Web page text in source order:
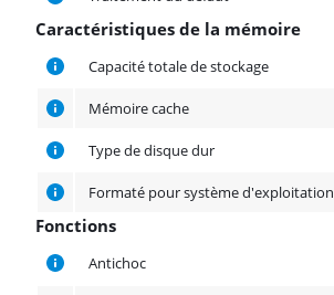
Caractéristiques de la mémoire
Caractéristiques de la mémoire
Capacité totale de stockage
Mémoire cache
Type de disque dur
Formaté pour système d'exploitation
Fonctions
Fonctions
Antichoc